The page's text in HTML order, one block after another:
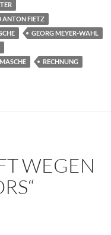
ANTON FIETZ
GEORG MEYER-WAHL
MASCHE
RECHNUNG
WEGEN